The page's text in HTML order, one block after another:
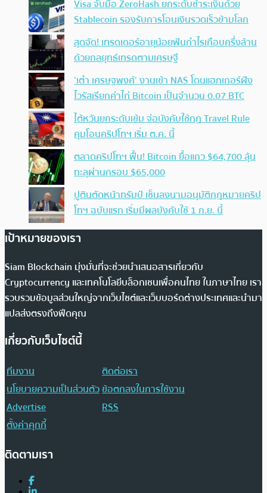
Visa จับมือ ZeroHash ยกระดับชำระเงินด้วย
Stablecoin รองรับการโอนเงินรวดเร็วข้ามโลก
สุดจัด! เทรดเดอร์อายุน้อยฟันกำไรเกือบครึ่งล้าน
ด้วยกลยุทธ์เทรดตามเศรษฐี
‘เต๋า เศรษฐพงศ์’ งานเข้า NAS โดนแฮกเกอร์ฝัง
ไวรัสเรียกค่าไถ่ Bitcoin เป็นจำนวน 0.07 BTC
ไต้หวันยกระดับเข้ม จ่อบังคับใช้กฏ Travel Rule
คุมโอนคริปโทฯ เริ่ม ต.ค. นี้
ตลาดคริปโทฯ ฟื้น! Bitcoin ยื้อแถว $64,700 ลุ้น
ทะลุผ่านกรอบ $65,000
ปูตินตัดหน้าทรัมป์ เซ็นลงนามอนุมัติกฎหมายคริป
โทฯ ฉบับแรก เริ่มมีผลบังคับใช้ 1 ก.ย. นี้
เป้าหมายของเรา
Siam Blockchain มุ่งมั่นที่จะช่วยนำเสนอสารเกี่ยวกับ
Cryptocurrency และเทคโนโลยีบล็อกเชนเพื่อคนไทย ในภาษาไทย เรา
รวบรวมข้อมูลส่วนใหญ่จากเว็บไซต์และเว็บบอร์ดต่างประเทศและนำมา
แปลส่งตรงถึงฟีดคุณ
เกี่ยวกับเว็บไซต์นี้
ทีมงาน
ติดต่อเรา
นโยบายความเป็นส่วนตัวข้อตกลงในการใช้งาน
Advertise
RSS
ตั้งค่าคุกกี้
ติดตามเรา